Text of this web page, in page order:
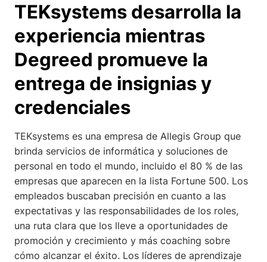
TEKsystems desarrolla la
experiencia mientras
Degreed promueve la
entrega de insignias y
credenciales
TEKsystems es una empresa de Allegis Group que
brinda servicios de informática y soluciones de
personal en todo el mundo, incluido el 80 % de las
empresas que aparecen en la lista Fortune 500. Los
empleados buscaban precisión en cuanto a las
expectativas y las responsabilidades de los roles,
una ruta clara que los lleve a oportunidades de
promoción y crecimiento y más coaching sobre
cómo alcanzar el éxito. Los líderes de aprendizaje